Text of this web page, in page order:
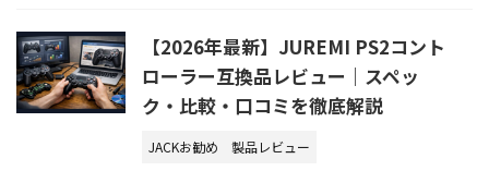
【2026年最新】JUREMI PS2コント
ローラー互換品レビュー｜スペッ
ク・比較・口コミを徹底解説
JACKお勧め 製品レビュー